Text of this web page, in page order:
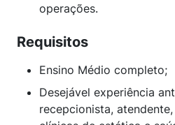
operações.
Requisitos
Ensino Médio completo;
Desejável experiência
recepcionista,